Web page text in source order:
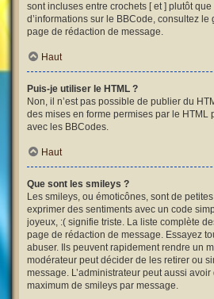
sont incluses entre crochets [ et ] plutôt
d’informations sur le BBCode, consultez
page de rédaction de message.
Haut
Puis-je utiliser le HTML ?
Non, il n’est pas possible de publier du
des mises en forme permises par le HTML
avec les BBCodes.
Haut
Que sont les smileys ?
Les smileys, ou émoticônes, sont de
exprimer des sentiments avec un code
joyeux, :( signifie triste. La liste complète
page de rédaction de message. Essayez
abuser. Ils peuvent rapidement rendre un
modérateur peut décider de les retirer ou
message. L’administrateur peut aussi
maximum de smileys par message.